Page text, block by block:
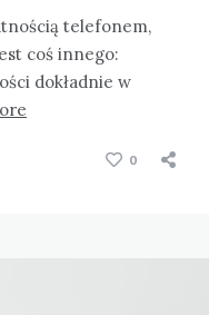
telefonem,
coś innego:
dokładnie w
0